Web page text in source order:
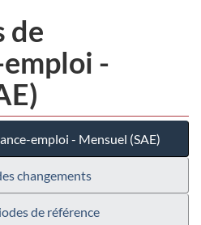
de
-
emploi - Mensuel (SAE)
changements
de référence